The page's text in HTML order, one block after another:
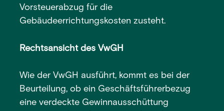
Vorsteuerabzug für die
Gebäudeerrichtungskosten zusteht.
Rechtsansicht des VwGH
Wie der VwGH ausführt, kommt es bei der
Beurteilung, ob ein Geschäftsführerbezug
eine verdeckte Gewinnausschüttung